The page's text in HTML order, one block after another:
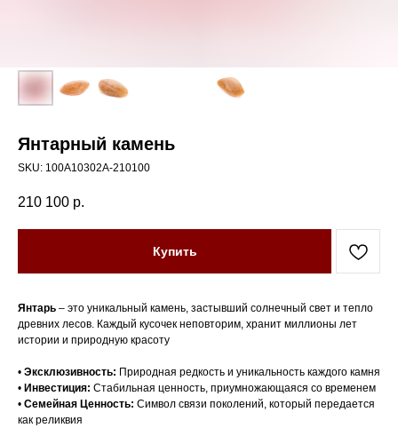
Янтарный камень
SKU: 100А10302А-210100
210 100 р.
Купить
Янтарь – это уникальный камень, застывший солнечный свет и тепло
древних лесов. Каждый кусочек неповторим, хранит миллионы лет
истории и природную красоту
• Эксклюзивность: Природная редкость и уникальность каждого камня
• Инвестиция: Стабильная ценность, приумножающаяся со временем
• Семейная Ценность: Символ связи поколений, который передается
как реликвия